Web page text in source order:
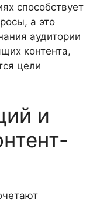
способствует
а это
аудитории
контента,
цели
и